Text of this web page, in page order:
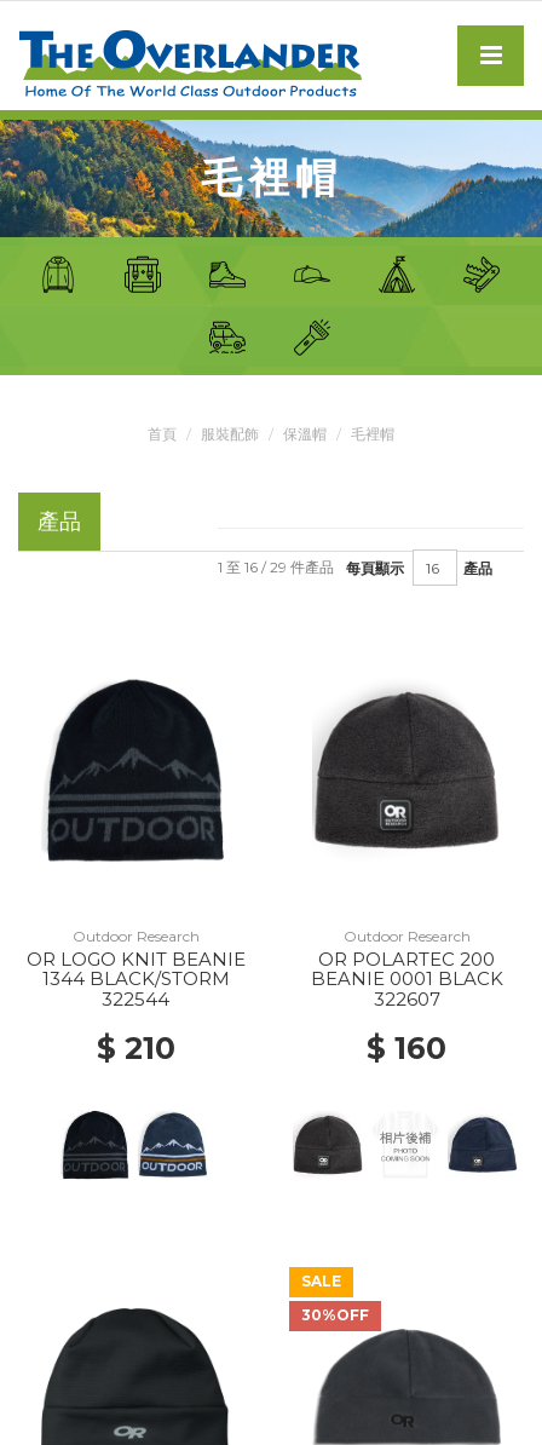
毛裡帽
首頁 服裝配飾 保溫帽 毛裡帽
產品
每頁顯示 產品
1 至 16 / 29 件產品
Outdoor Research
OR LOGO KNIT BEANIE
1344 BLACK/STORM
322544
$ 210
Outdoor Research
OR POLARTEC 200
BEANIE 0001 BLACK
322607
$ 160
SALE
30%OFF